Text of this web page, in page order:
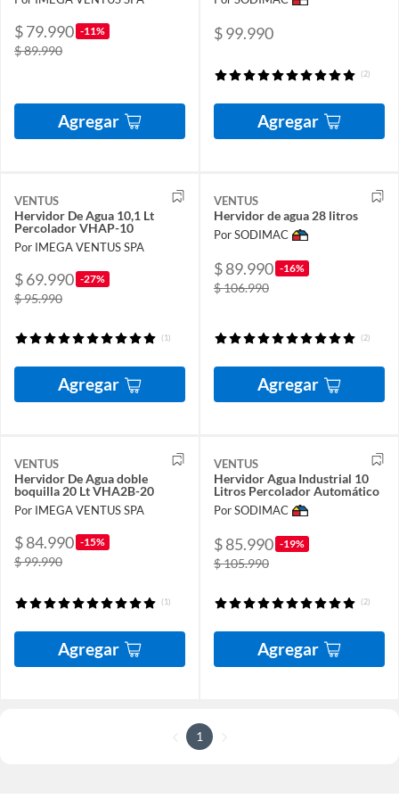
$ 79.990 -11%
$ 89.990
Agregar
$ 99.990
(2)
Agregar
VENTUS
Hervidor De Agua 10,1 Lt
Percolador VHAP-10
Por IMEGA VENTUS SPA
$ 69.990 -27%
$ 95.990
(1)
Agregar
VENTUS
Hervidor de agua 28 litros
Por SODIMAC
$ 89.990 -16%
$ 106.990
(2)
Agregar
VENTUS
Hervidor De Agua doble
boquilla 20 Lt VHA2B-20
Por IMEGA VENTUS SPA
$ 84.990 -15%
$ 99.990
(1)
Agregar
VENTUS
Hervidor Agua Industrial 10
Litros Percolador Automático
Por SODIMAC
$ 85.990 -19%
$ 105.990
(2)
Agregar
1